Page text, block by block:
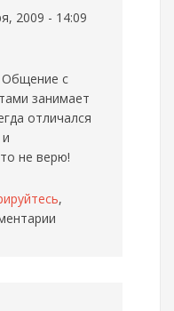
2009 - 14:09
Общение с
занимает
отличался
не верю!
,